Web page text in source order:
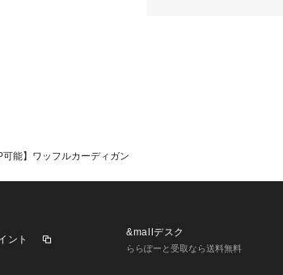
可能】ワッフルカーディガン
ント
&mallデスク
ららぽーと受取なら送料無料